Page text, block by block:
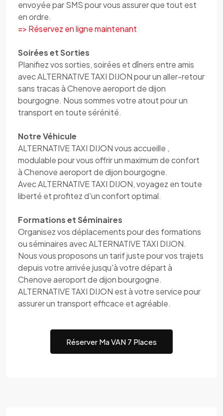
envoyée par SMS pour vous assurer que tout est
en ordre.
=> Réservez en ligne maintenant
Soirées et Sorties
Planifiez vos sorties, soirées et dîners entre amis
avec ALTERNATIVE TAXI DIJON pour un aller-retour
sans tracas à Chenove aeroport de dijon
bourgogne. Nous sommes votre atout pour un
transport en toute sérénité.
Notre Véhicule
ALTERNATIVE TAXI DIJON vous accueille ,
modulable pour vous offrir un maximum de confort
à Chenove aeroport de dijon bourgogne.
Avec ALTERNATIVE TAXI DIJON, voyagez en toute
liberté et profitez d'un confort optimal.
Formations et Séminaires
Organisez vos déplacements pour des formations
ou séminaires avec ALTERNATIVE TAXI DIJON.
Nous vous proposons un tarif juste pour vos trajets
depuis votre arrivée jusqu'à votre départ à
Chenove aeroport de dijon bourgogne.
ALTERNATIVE TAXI DIJON est à votre service pour
assurer un transport efficace et agréable.
Réserver Ma VAN 7 Places